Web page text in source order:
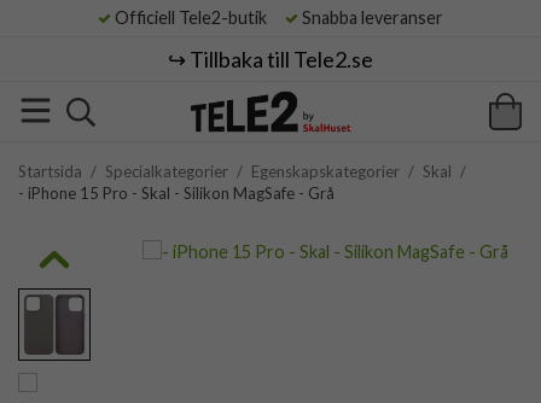
Officiell Tele2-butik Snabba leveranser
↪️ Tillbaka till Tele2.se
Startsida / Specialkategorier / Egenskapskategorier / Skal /
- iPhone 15 Pro - Skal - Silikon MagSafe - Grå